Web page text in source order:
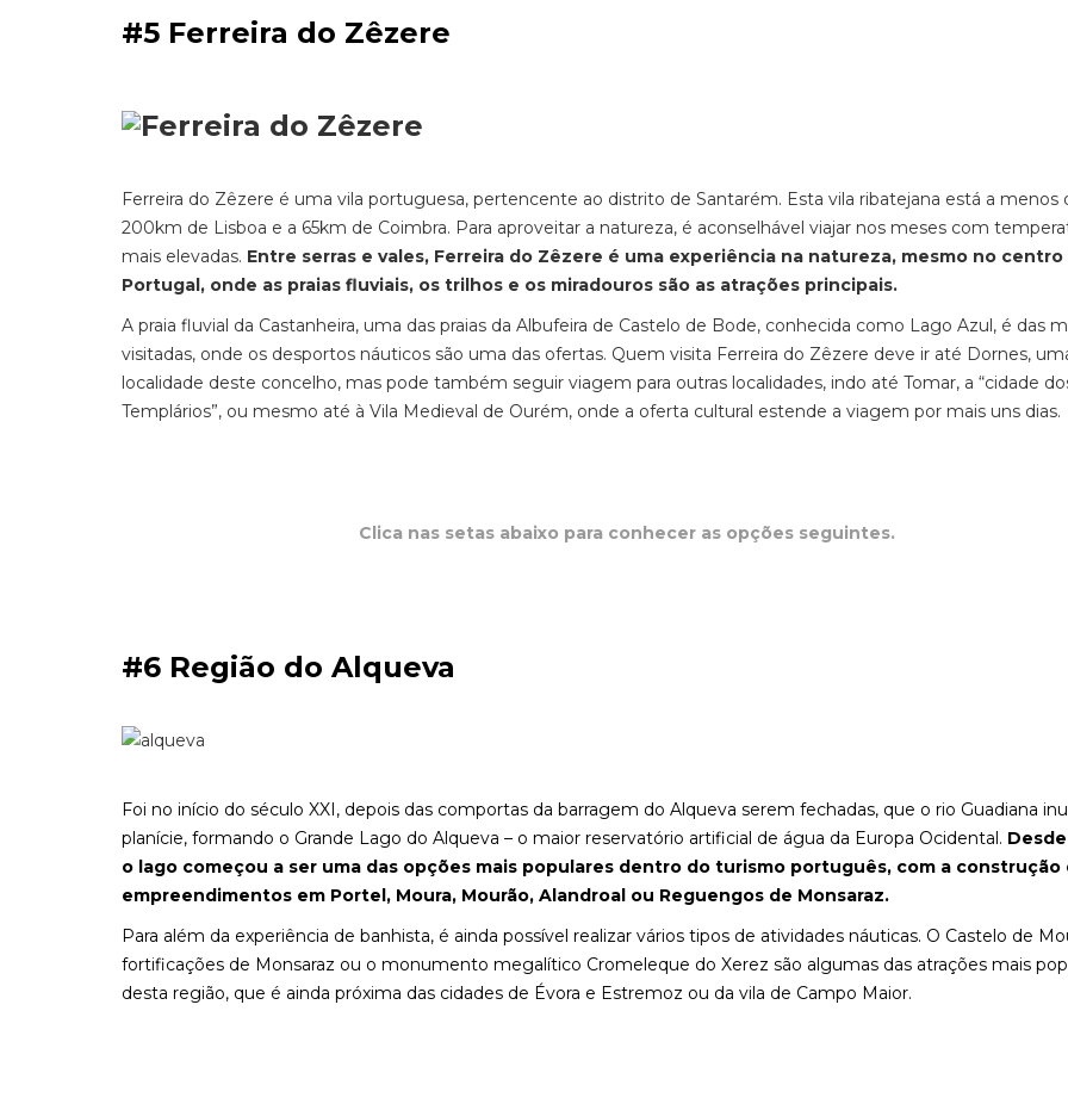
#5 Ferreira do Zêzere
Ferreira do Zêzere é uma vila portuguesa, pertencente ao distrito de Santarém. Esta vila ribatejana está a menos
200km de Lisboa e a 65km de Coimbra. Para aproveitar a natureza, é aconselhável viajar nos meses com
mais elevadas. Entre serras e vales, Ferreira do Zêzere é uma experiência na natureza, mesmo no centro
Portugal, onde as praias fluviais, os trilhos e os miradouros são as atrações principais.
A praia fluvial da Castanheira, uma das praias da Albufeira de Castelo de Bode, conhecida como Lago Azul, é das
visitadas, onde os desportos náuticos são uma das ofertas. Quem visita Ferreira do Zêzere deve ir até Dornes,
localidade deste concelho, mas pode também seguir viagem para outras localidades, indo até Tomar, a “cidade
Templários”, ou mesmo até à Vila Medieval de Ourém, onde a oferta cultural estende a viagem por mais uns dias.
Clica nas setas abaixo para conhecer as opções seguintes.
#6 Região do Alqueva
Foi no início do século XXI, depois das comportas da barragem do Alqueva serem fechadas, que o rio Guadiana
planície, formando o Grande Lago do Alqueva – o maior reservatório artificial de água da Europa Ocidental.
o lago começou a ser uma das opções mais populares dentro do turismo português, com a construção
empreendimentos em Portel, Moura, Mourão, Alandroal ou Reguengos de Monsaraz.
Para além da experiência de banhista, é ainda possível realizar vários tipos de atividades náuticas. O Castelo de
fortificações de Monsaraz ou o monumento megalítico Cromeleque do Xerez são algumas das atrações mais
desta região, que é ainda próxima das cidades de Évora e Estremoz ou da vila de Campo Maior.